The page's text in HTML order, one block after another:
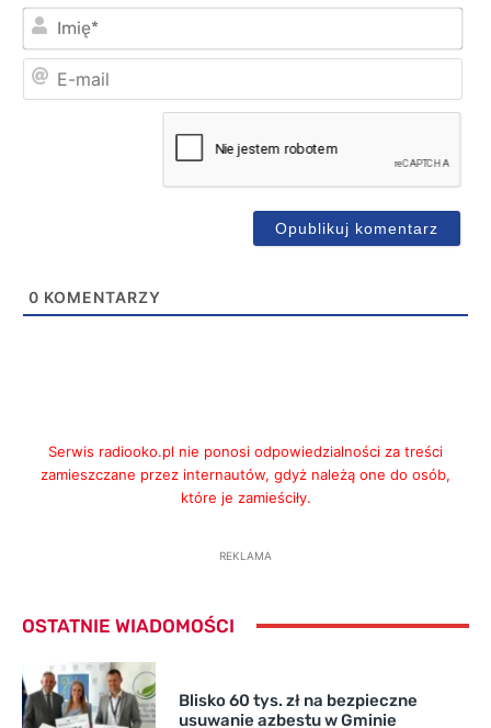
0 KOMENTARZY
Serwis radiooko.pl nie ponosi odpowiedzialności za treści
zamieszczane przez internautów, gdyż należą one do osób,
które je zamieściły.
REKLAMA
OSTATNIE WIADOMOŚCI
Blisko 60 tys. zł na bezpieczne
usuwanie azbestu w Gminie